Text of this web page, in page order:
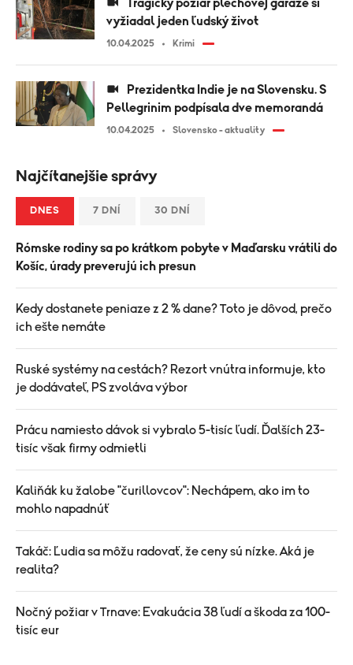
vyžiadal jeden ľudský život
10.04.2025 Krimi
Pellegrinim podpísala dve memorandá
10.04.2025 Slovensko - aktuality
Najčítanejšie správy
DNES 7 DNÍ 30 DNÍ
Rómske rodiny sa po krátkom pobyte v Maďarsku vrátili do
Košíc, úrady preverujú ich presun
Kedy dostanete peniaze z 2 % dane? Toto je dôvod, prečo
ich ešte nemáte
Ruské systémy na cestách? Rezort vnútra informuje, kto
je dodávateľ, PS zvoláva výbor
Prácu namiesto dávok si vybralo 5-tisíc ľudí. Ďalších 23-
tisíc však firmy odmietli
Kaliňák ku žalobe "čurillovcov": Nechápem, ako im to
mohlo napadnúť
Takáč: Ľudia sa môžu radovať, že ceny sú nízke. Aká je
realita?
Nočný požiar v Trnave: Evakuácia 38 ľudí a škoda za 100-
tisíc eur